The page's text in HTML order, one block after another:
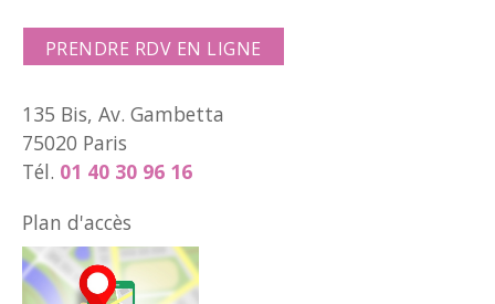
PRENDRE RDV EN LIGNE
135 Bis, Av. Gambetta
75020 Paris
Tél. 01 40 30 96 16
Plan d'accès